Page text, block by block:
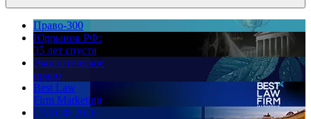
Право-300
Юррынок РФ:
35 лет спустя
Экологическое
право
Best Law
Firm Marketing
ПМЮФ 2026